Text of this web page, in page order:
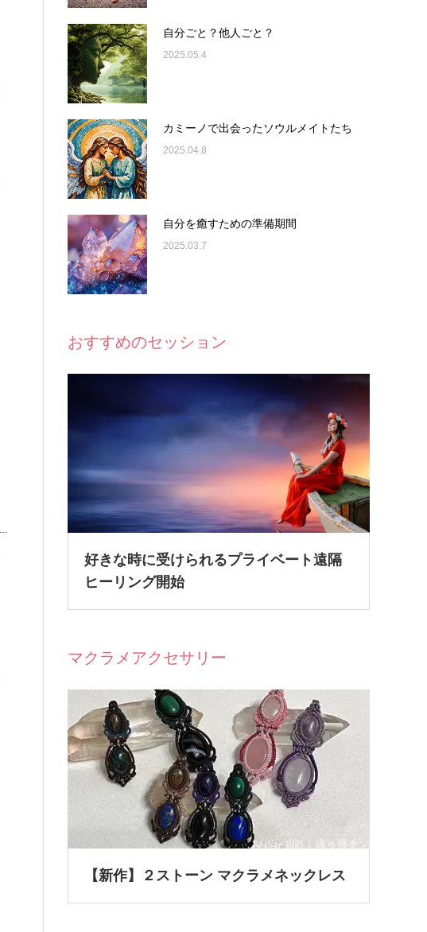
自分ごと？他人ごと？
2025.05.4
カミーノで出会ったソウルメイトたち
2025.04.8
自分を癒すための準備期間
2025.03.7
おすすめのセッション
好きな時に受けられるプライベート遠隔
ヒーリング開始
マクラメアクセサリー
【新作】２ストーン マクラメネックレス